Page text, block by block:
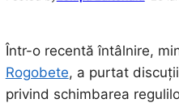
Într-o recentă întâlnire,
Rogobete, a purtat
privind schimbarea